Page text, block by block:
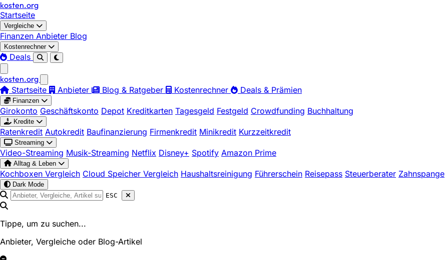
kosten.org
Startseite
Vergleiche
Finanzen Anbieter Blog
Kostenrechner
Deals
kosten.org
Startseite
Anbieter Blog & Ratgeber Kostenrechner Deals & Prämien
Finanzen
Girokonto Geschäftskonto Depot Kreditkarten Tagesgeld Festgeld Crowdfunding Buchhaltung
Kredite
Ratenkredit Autokredit Baufinanzierung Firmenkredit Minikredit Kurzzeitkredit
Streaming
Video-Streaming Musik-Streaming Netflix Disney+ Spotify Amazon Prime
Alltag & Leben
Kochboxen Vergleich Cloud Speicher Vergleich Haushaltsreinigung Führerschein Reisepass Steuerberater Zahnspange
Dark Mode
ESC
Tippe, um zu suchen...
Anbieter, Vergleiche oder Blog-Artikel